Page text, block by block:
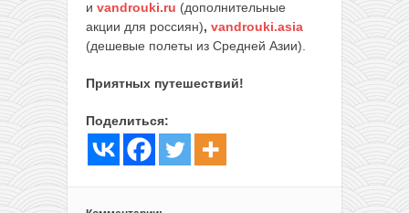
и vandrouki.ru (дополнительные
акции для россиян), vandrouki.asia
(дешевые полеты из Средней Азии).
Приятных путешествий!
Поделиться: